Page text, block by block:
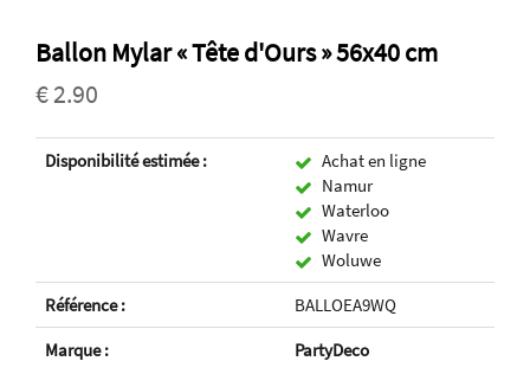
Ballon Mylar « Tête d'Ours » 56x40 cm
€ 2.90
Disponibilité estimée :
Achat en ligne
Namur
Waterloo
Wavre
Woluwe
Référence :
BALLOEA9WQ
Marque :
PartyDeco